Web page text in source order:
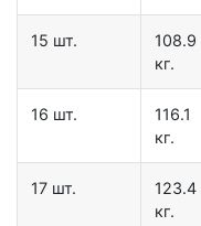
15 шт.
108.9
кг.
16 шт.
116.1
кг.
17 шт.
123.4
кг.